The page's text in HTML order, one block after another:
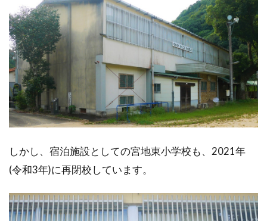
しかし、宿泊施設としての宮地東小学校も、2021年
(令和3年)に再閉校しています。